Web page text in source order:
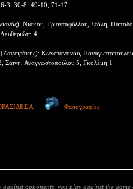
3, 30-8, 49-10, 71-17
Νιάκου, Τριανταφύλλου, Στόλη,
4
(Ζαφειράκης): Κωνσταντίνου,
Σαϊνη, Αναγνωστοπούλου 5, Γκολέμη 1
Α Φωτογραφίες
against opponents, you play against the game